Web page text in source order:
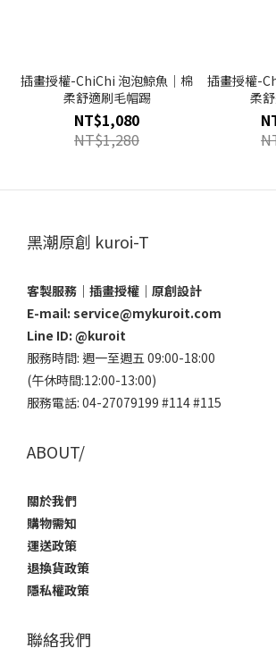
插畫授權-ChiChi 泡泡鯨魚｜棉
柔舒適刷毛帽踢
NT$1,080
NT$1,280
插畫授權-
柔
黑潮原創 kuroi-T
客製服務｜插畫授權｜原創設計
E-mail: service@mykuroit.com
Line ID: @kuroit
服務時間: 週一至週五 09:00-18:00
(午休時間:12:00-13:00)
服務電話: 04-27079199 #114 #115
ABOUT/
關於我們
購物需知
運送政策
退換貨政策
隱私權政策
聯絡我們